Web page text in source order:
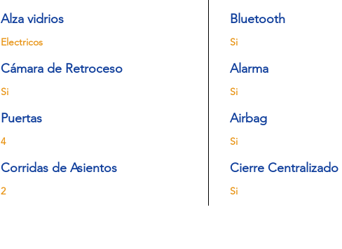
Alza vidrios
Electricos
Bluetooth
Si
Cámara de Retroceso
Si
Alarma
Si
Puertas
4
Airbag
Si
Corridas de Asientos
2
Cierre Centralizado
Si